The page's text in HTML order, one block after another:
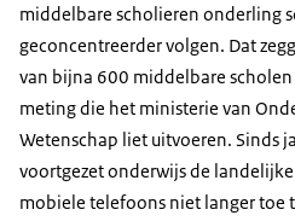
middelbare scholieren onderling
geconcentreerder volgen. Dat
van bijna 600 middelbare
meting die het ministerie van
Wetenschap liet uitvoeren. Sinds
voortgezet onderwijs de
mobiele telefoons niet langer toe